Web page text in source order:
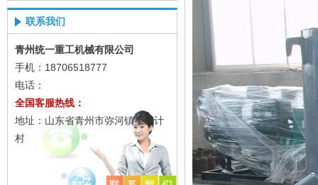
联系我们
青州统一重工机械有限公司
手机：18706518777
电话：
全国客服热线：
地址：山东省青州市弥河镇小张计
村